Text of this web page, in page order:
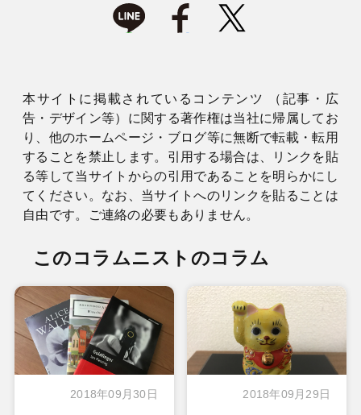
本サイトに掲載されているコンテンツ （記事・広
告・デザイン等）に関する著作権は当社に帰属してお
り、他のホームページ・ブログ等に無断で転載・転用
することを禁止します。引用する場合は、リンクを貼
る等して当サイトからの引用であることを明らかにし
てください。なお、当サイトへのリンクを貼ることは
自由です。ご連絡の必要もありません。
このコラムニストのコラム
2018年09月30日 2018年09月29日